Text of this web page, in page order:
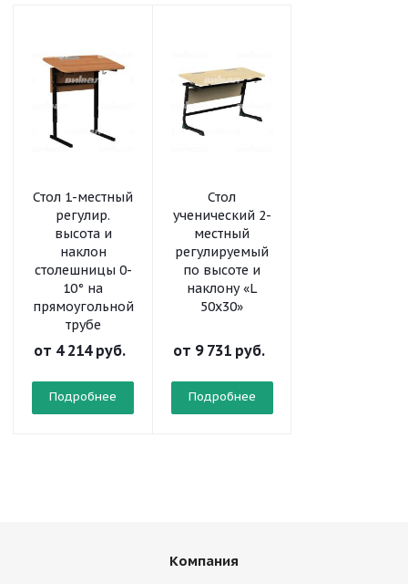
Стол 1-местный
регулир.
высота и
наклон
столешницы 0-
10° на
прямоугольной
трубе
от 4 214 руб.
Подробнее
Стол
ученический 2-
местный
регулируемый
по высоте и
наклону «L
50x30»
от 9 731 руб.
Подробнее
Компания